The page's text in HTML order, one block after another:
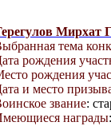
Мирхат
тема
рождения
рождения
и место
звание:
награды